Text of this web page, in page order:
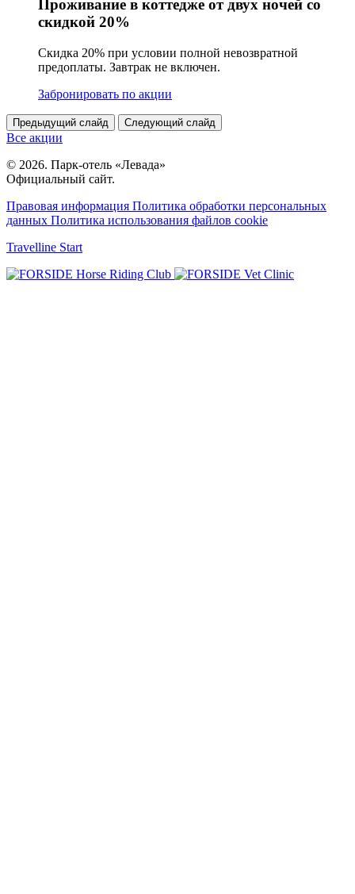
Проживание в коттедже от двух ночей со
скидкой 20%
Скидка 20% при условии полной невозвратной
предоплаты. Завтрак не включен.
Забронировать по акции
Предыдущий слайд Следующий слайд
Все акции
© 2026. Парк-отель «Левада»
Официальный сайт.
Правовая информация Политика обработки персональных
данных Политика использования файлов cookie
Travelline Start